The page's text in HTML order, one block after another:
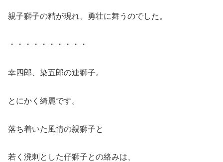
親子獅子の精が現れ、勇壮に舞うのでした。
・・・・・・・・・・
幸四郎、染五郎の連獅子。
とにかく綺麗です。
落ち着いた風情の親獅子と
若く溌剌とした仔獅子との絡みは、